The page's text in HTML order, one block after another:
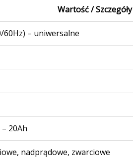
Wartość / Szczegóły
60Hz) – uniwersalne
20Ah
nadprądowe, zwarciowe